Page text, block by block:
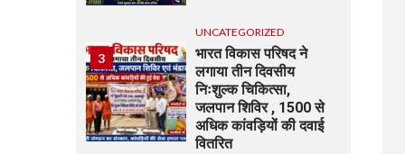
3
UNCATEGORIZED
भारत विकास परिषद ने
लगाया तीन दिवसीय
निःशुल्क चिकित्सा,
जलपान शिविर , 1500 से
अधिक कांवड़ियों की दवाई
वितरित